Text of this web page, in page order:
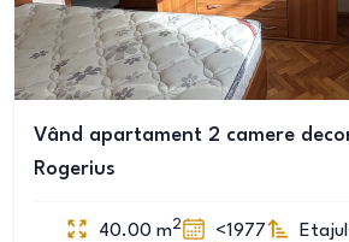
Vând apartament 2 camere
Rogerius
40.00 m2 <1977 Etajul